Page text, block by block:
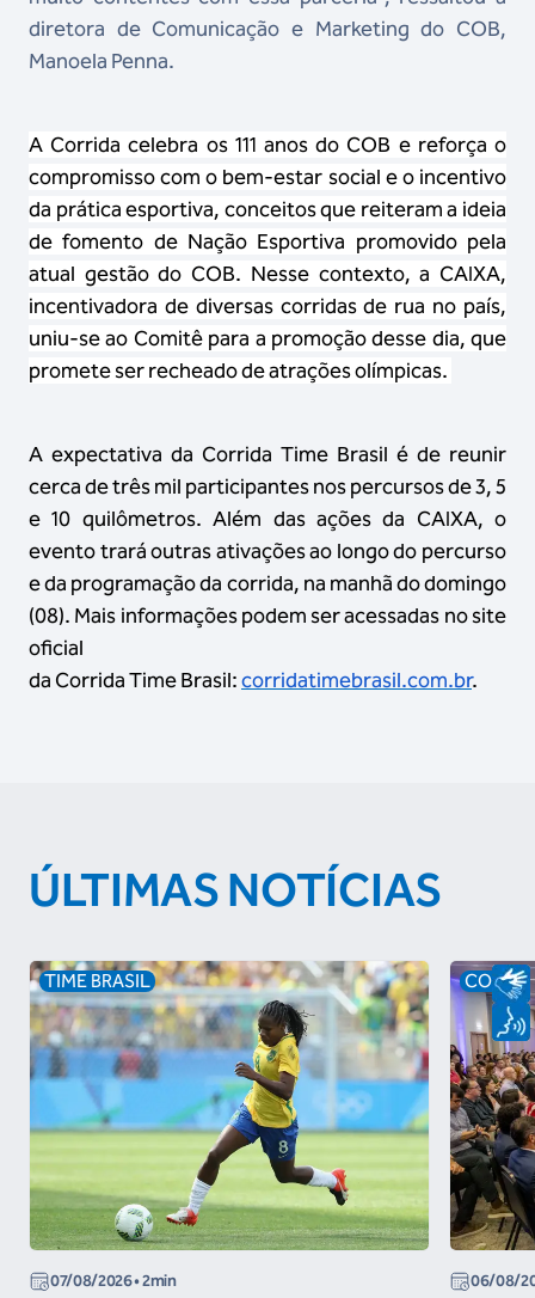
diretora de Comunicação e Marketing do COB,
Manoela Penna.
A Corrida celebra os 111 anos do COB e reforça o
compromisso com o bem-estar social e o incentivo
da prática esportiva, conceitos que reiteram a ideia
de fomento de Nação Esportiva promovido pela
atual gestão do COB. Nesse contexto, a CAIXA,
incentivadora de diversas corridas de rua no país,
uniu-se ao Comitê para a promoção desse dia, que
promete ser recheado de atrações olímpicas.
A expectativa da Corrida Time Brasil é de reunir
cerca de três mil participantes nos percursos de 3, 5
e 10 quilômetros. Além das ações da CAIXA, o
evento trará outras ativações ao longo do percurso
e da programação da corrida, na manhã do domingo
(08). Mais informações podem ser acessadas no site
oficial
da Corrida Time Brasil:corridatimebrasil.com.br.
ÚLTIMAS NOTÍCIAS
TIME BRASIL
07/08/2026• 2min
COB
06/08/